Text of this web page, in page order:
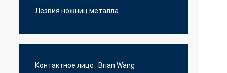
Лезвия ножниц металла
Контактное лицо : Brian Wang